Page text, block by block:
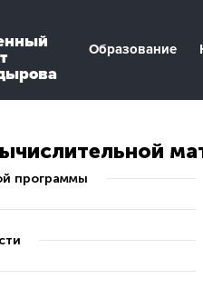
Образование
программы